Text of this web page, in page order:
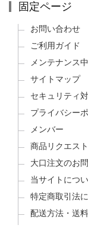
固定ページ
お問い合わせ
ご利用ガイド
メンテナンス中
サイトマップ
セキュリティ
プライバシー
メンバー
商品リクエス
大口注文のお
当サイトにつ
特定商取引法
配送方法・送